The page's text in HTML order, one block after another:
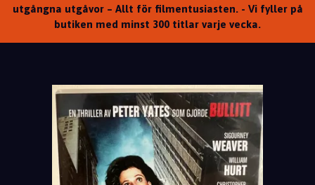
utgångna utgåvor – Allt för filmentusiasten. - Vi fyller på
butiken med minst 300 titlar varje vecka.